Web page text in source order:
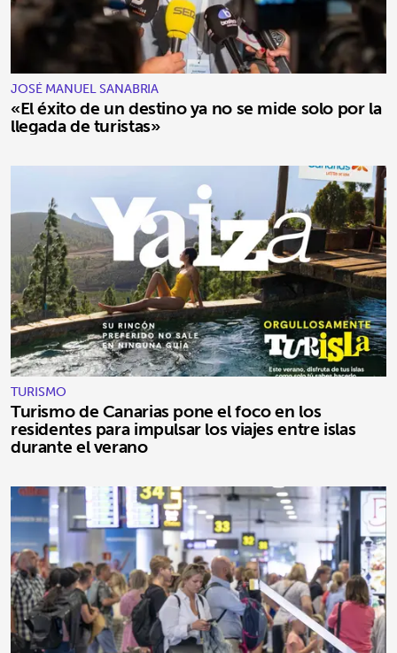
JOSÉ MANUEL SANABRIA
«El éxito de un destino ya no se mide solo por la
llegada de turistas»
TURISMO
Turismo de Canarias pone el foco en los
residentes para impulsar los viajes entre islas
durante el verano